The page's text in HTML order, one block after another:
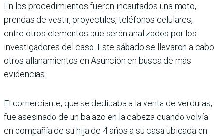
En los procedimientos fueron incautados una moto,
prendas de vestir, proyectiles, teléfonos celulares,
entre otros elementos que serán analizados por los
investigadores del caso. Este sábado se llevaron a cabo
otros allanamientos en Asunción en busca de más
evidencias.
El comerciante, que se dedicaba a la venta de verduras,
fue asesinado de un balazo en la cabeza cuando volvía
en compañía de su hija de 4 años a su casa ubicada en